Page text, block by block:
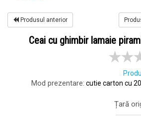
Produsul anterior
Ceai cu ghimbir lamaie
Mod prezentare: cutie carton cu
Țară